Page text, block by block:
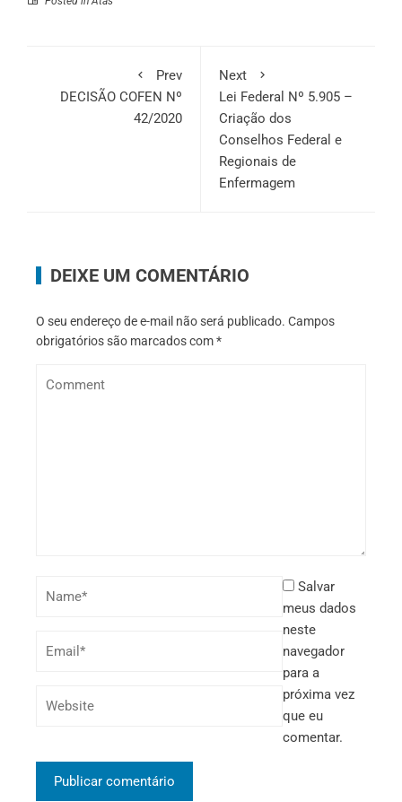
Prev
DECISÃO COFEN Nº
42/2020
Next
Lei Federal Nº 5.905 –
Criação dos
Conselhos Federal e
Regionais de
Enfermagem
DEIXE UM COMENTÁRIO
O seu endereço de e-mail não será publicado. Campos
obrigatórios são marcados com*
Salvar
meus dados
neste
navegador
para a
próxima vez
que eu
comentar.